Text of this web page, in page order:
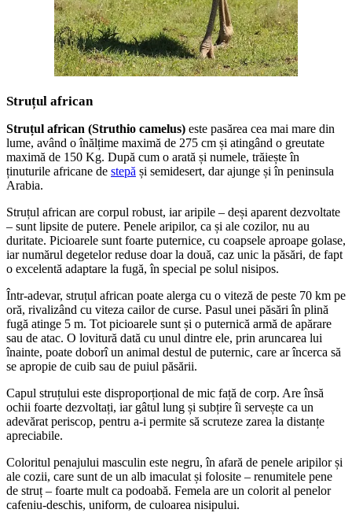
Struțul african
Struțul african (Struthio camelus) este pasărea cea mai mare din
lume, având o înălțime maximă de 275 cm și atingând o greutate
maximă de 150 Kg. După cum o arată și numele, trăiește în
ținuturile africane de stepă și semidesert, dar ajunge și în peninsula
Arabia.
Struțul african are corpul robust, iar aripile – deși aparent dezvoltate
– sunt lipsite de putere. Penele aripilor, ca și ale cozilor, nu au
duritate. Picioarele sunt foarte puternice, cu coapsele aproape golase,
iar numărul degetelor reduse doar la două, caz unic la păsări, de fapt
o excelentă adaptare la fugă, în special pe solul nisipos.
Într-adevar, struțul african poate alerga cu o viteză de peste 70 km pe
oră, rivalizând cu viteza cailor de curse. Pasul unei păsări în plină
fugă atinge 5 m. Tot picioarele sunt și o puternică armă de apărare
sau de atac. O lovitură dată cu unul dintre ele, prin aruncarea lui
înainte, poate doborî un animal destul de puternic, care ar încerca să
se apropie de cuib sau de puiul păsării.
Capul struțului este disproporțional de mic față de corp. Are însă
ochii foarte dezvoltați, iar gâtul lung și subțire îi servește ca un
adevărat periscop, pentru a-i permite să scruteze zarea la distanțe
apreciabile.
Coloritul penajului masculin este negru, în afară de penele aripilor și
ale cozii, care sunt de un alb imaculat și folosite – renumitele pene
de struț – foarte mult ca podoabă. Femela are un colorit al penelor
cafeniu-deschis, uniform, de culoarea nisipului.